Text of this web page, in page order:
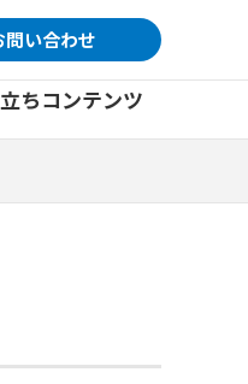
問い合わせ
問い合わせ
ちコンテンツ